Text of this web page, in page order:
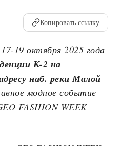
Копировать ссылку
19 октября 2025 года
К-2 на
наб. реки Малой
модное событие
FASHION WEEK